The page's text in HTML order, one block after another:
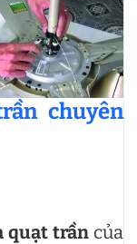
chuyên
quạt trần của